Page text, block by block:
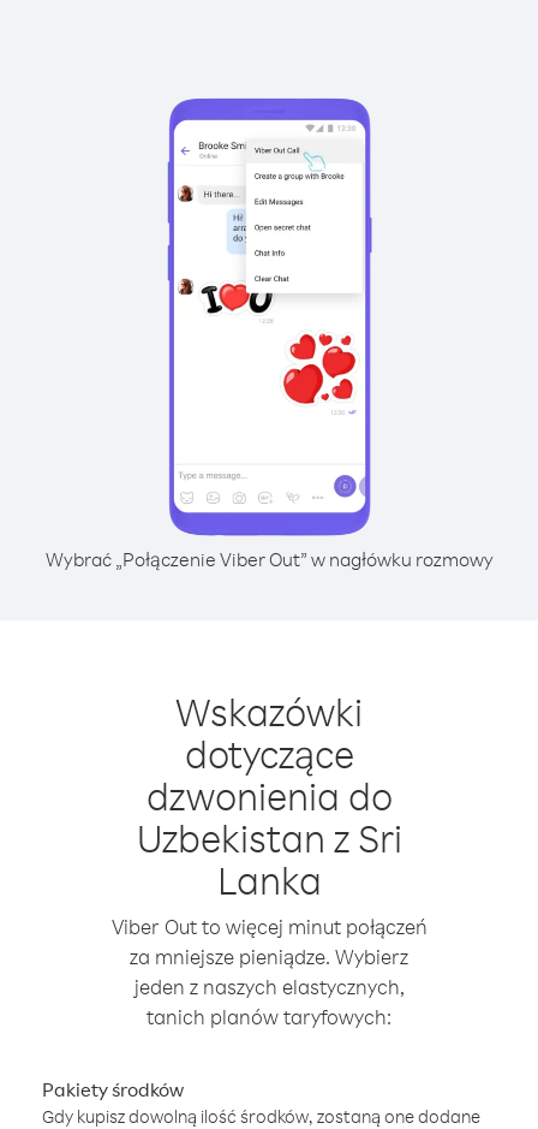
Wybrać „Połączenie Viber Out” w nagłówku rozmowy
Wskazówki
dotyczące
dzwonienia do
Uzbekistan z Sri
Lanka
Viber Out to więcej minut połączeń
za mniejsze pieniądze. Wybierz
jeden z naszych elastycznych,
tanich planów taryfowych:
Pakiety środków
Gdy kupisz dowolną ilość środków, zostaną one dodane